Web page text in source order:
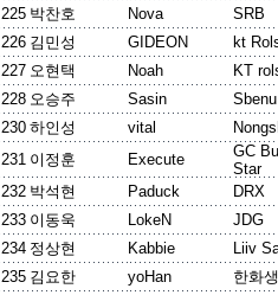
225 박찬호 Nova
SRB
226 김민성 GIDEON
kt
227 오현택 Noah
KT
228 오승주 Sasin
Sbenu
230 하인성 vital
231 이정훈 Execute
GC
Star
232 박석현 Paduck
DRX
233 이동욱 LokeN
JDG
234 정상현 Kabbie
Liiv
235 김요한 yoHan
한화